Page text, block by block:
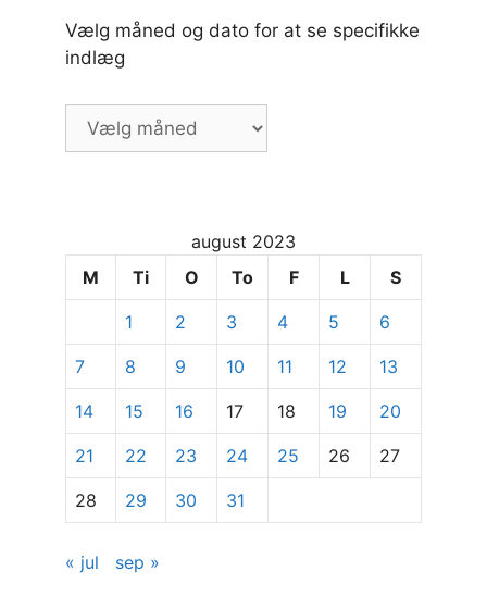
Vælg måned og dato for at se specifikke
indlæg
Vælg
måned
specifikke
august 2023
M
Ti O To F L S
1 2 3 4 5 6
7 8 9 10 11 12 13
14 15 16 17 18 19 20
21 22 23 24 25 26 27
28 29 30 31
« jul sep »